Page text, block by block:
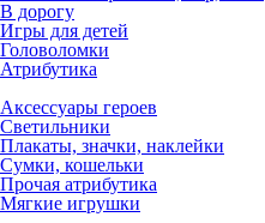
В дорогу
Игры для детей
Головоломки
Атрибутика
Аксессуары героев
Светильники
Плакаты, значки, наклейки
Сумки, кошельки
Прочая атрибутика
Мягкие игрушки